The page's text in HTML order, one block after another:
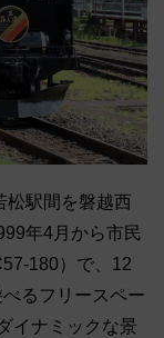
松駅間を磐越西
年4月から市民
180）で、12
るフリースペー
イナミックな景